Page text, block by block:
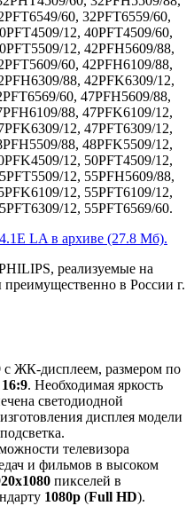
60, 32PFT6559/60,
12, 40PFT4509/60,
12, 42PFH5609/88,
60, 42PFH6109/88,
88, 42PFK6309/12,
60, 47PFH5609/88,
88, 47PFK6109/12,
12, 47PFT6309/12,
88, 48PFK5509/12,
12, 50PFT4509/12,
12, 55PFH5609/88,
12, 55PFT6109/12,
12, 55PFT6569/60.
LA в архиве (27.8 Мб).
реализуемые на
в России г.
с ЖК-дисплеем, размером по
16:9. Необходимая яркость
светодиодной
дисплея модели
телевизора
и фильмов в высоком
пикселей в
1080p (Full HD).